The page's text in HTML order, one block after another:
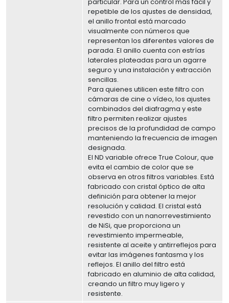
repetible de los ajustes de densidad,
el anillo frontal está marcado
visualmente con números que
representan los diferentes valores de
parada. El anillo cuenta con estrías
laterales plateadas para un agarre
seguro y una instalación y extracción
sencillas.
Para quienes utilicen este filtro con
cámaras de cine o vídeo, los ajustes
combinados del diafragma y este
filtro permiten realizar ajustes
precisos de la profundidad de campo
manteniendo la frecuencia de imagen
designada.
El ND variable ofrece True Colour, que
evita el cambio de color que se
observa en otros filtros variables. Está
fabricado con cristal óptico de alta
definición para obtener la mejor
resolución y calidad. El cristal está
revestido con un nanorrevestimiento
de NiSi, que proporciona un
revestimiento impermeable,
resistente al aceite y antirreflejos para
evitar las imágenes fantasma y los
reflejos. El anillo del filtro está
fabricado en aluminio de alta calidad,
creando un filtro muy ligero y
resistente.